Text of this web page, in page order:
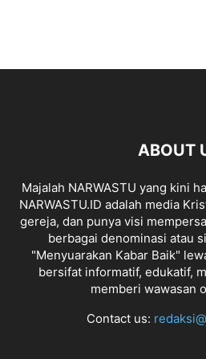
ABOUT
Majalah NARWASTU yang kini
NARWASTU.ID adalah media
gereja, dan punya visi
berbagai denominasi atau
"Menyuarakan Kabar Baik"
bersifat informatif, edukatif,
memberi wawasan
Contact us: